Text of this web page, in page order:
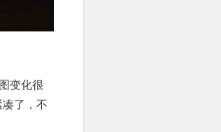
变化很
了，不